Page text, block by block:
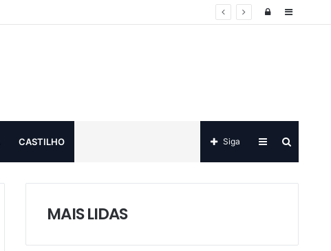
Sidebar
Log
CASTILHO
por
Sidebar
Siga
MAIS LIDAS